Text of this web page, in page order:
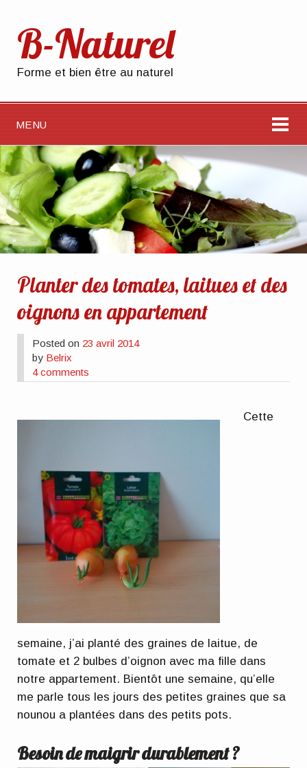
B-Naturel
Forme et bien être au naturel
MENU
Planter des tomates, laitues et des
oignons en appartement
Posted on 23 avril 2014
by Belrix
4 comments
Cette
semaine, j’ai planté des graines de laitue, de
tomate et 2 bulbes d’oignon avec ma fille dans
notre appartement. Bientôt une semaine, qu’elle
me parle tous les jours des petites graines que sa
nounou a plantées dans des petits pots.
Besoin de maigrir durablement ?